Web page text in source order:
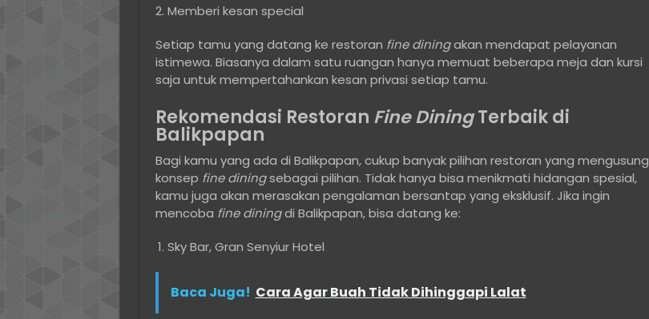
Memberi kesan special
Setiap tamu yang datang ke restoran fine diningakan mendapat pelayanan
istimewa. Biasanya dalam satu ruangan hanya memuat beberapa meja dan kursi
saja untuk mempertahankan kesan privasi setiap tamu.
Rekomendasi Restoran Fine DiningTerbaik di
Balikpapan
Bagi kamu yang ada di Balikpapan, cukup banyak pilihan restoran yang mengusung
konsep fine diningsebagai pilihan. Tidak hanya bisa menikmati hidangan spesial,
kamu juga akan merasakan pengalaman bersantap yang eksklusif. Jika ingin
mencoba fine diningdi Balikpapan, bisa datang ke:
Sky Bar, Gran Senyiur Hotel
Baca Juga! Cara Agar Buah Tidak Dihinggapi Lalat